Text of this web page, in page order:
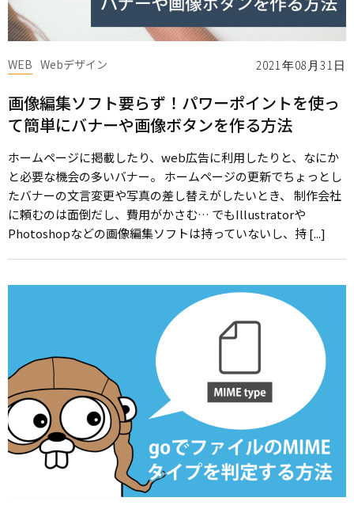
2021年08月31日
WEB Webデザイン
画像編集ソフト要らず！パワーポイントを使っ
て簡単にバナーや画像ボタンを作る方法
ホームページに掲載したり、web広告に利用したりと、なにか
と必要な機会の多いバナー。 ホームページの更新でちょっとし
たバナーの文言変更や写真の差し替えがしたいとき、 制作会社
に頼むのは面倒だし、費用がかさむ… でもIllustratorや
Photoshopなどの画像編集ソフトは持っていないし、持 [...]